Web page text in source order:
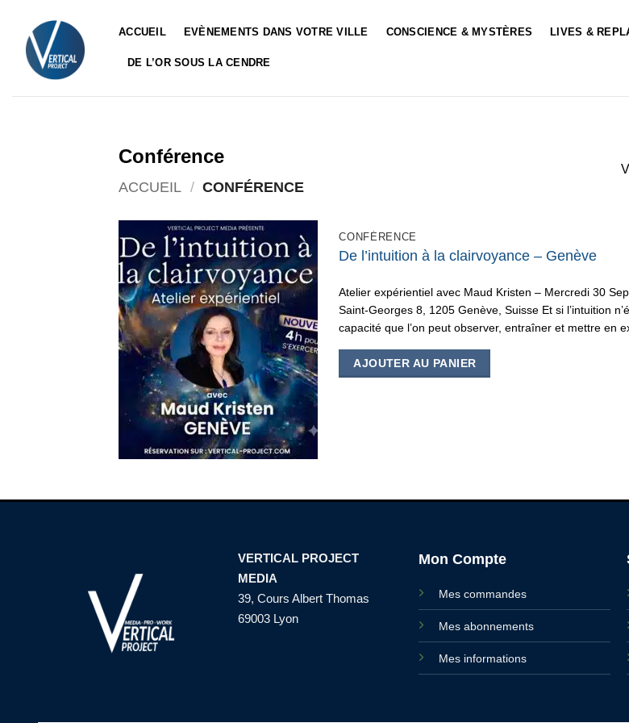
contenu
ACCUEIL EVÈNEMENTS DANS VOTRE VILLE CONSCIENCE & MYSTÈRES LIVES &
DE L’OR SOUS LA CENDRE
Conférence
ACCUEIL / CONFÉRENCE
CONFÉRENCE
De l’intuition à la clairvoyance – Genève
Atelier expérientiel avec Maud Kristen – Mercredi 30
Saint-Georges 8, 1205 Genève, Suisse Et si l’intuition
capacité que l’on peut observer, entraîner et mettre en
AJOUTER AU PANIER
VERTICAL PROJECT
MEDIA
39, Cours Albert Thomas
69003 Lyon
Mon Compte
Mes commandes
Mes abonnements
Mes informations